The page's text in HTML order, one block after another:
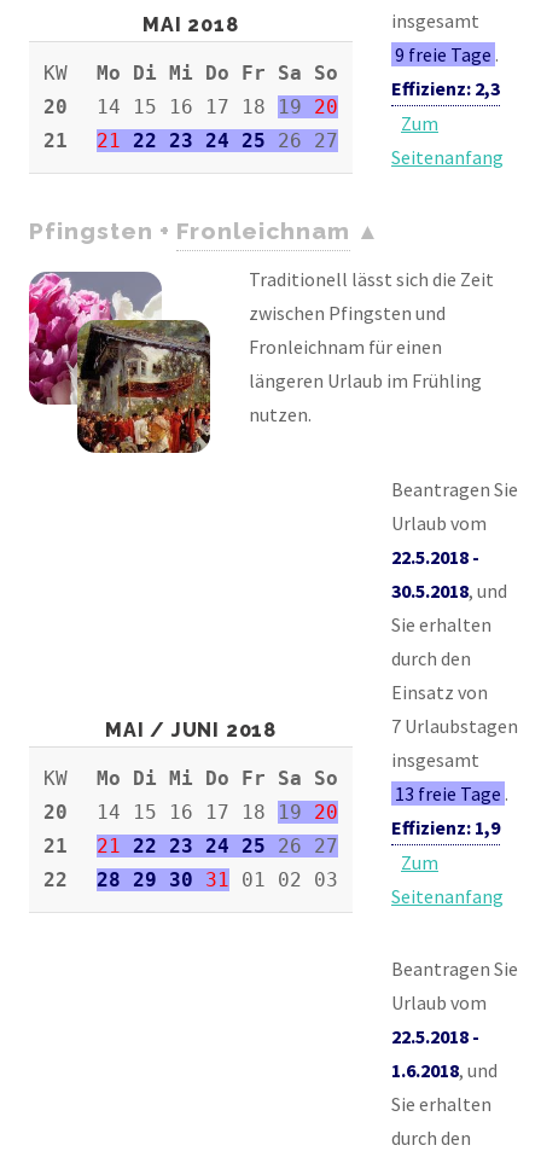
MAI 2018
KW
20
21
Mo Di Mi Do Fr Sa So
14 15 16 17 18
19 20
21
22 23 24 25 26 27
insgesamt
9 freie Tage .
Effizienz: 2,3
Zum
Seitenanfang
Pfingsten + Fronleichnam
Traditionell lässt sich die Zeit
zwischen Pfingsten und
Fronleichnam für einen
längeren Urlaub im Frühling
nutzen.
MAI / JUNI 2018
KW
20
21
22
Mo Di Mi Do Fr Sa So
14 15 16 17 18
19 20
21
22 23 24 25 26 27
28 29 30
31 01 02 03
Beantragen Sie
Urlaub vom
22.5.2018 -
30.5.2018, und
Sie erhalten
durch den
Einsatz von
7 Urlaubstagen
insgesamt
13 freie Tage .
Effizienz: 1,9
Zum
Seitenanfang
Beantragen Sie
Urlaub vom
22.5.2018 -
1.6.2018, und
Sie erhalten
durch den